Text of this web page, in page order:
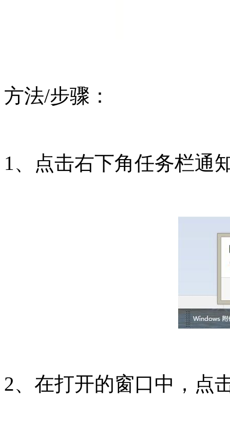
方法/步骤：
1、点击右下角任务栏通
2、在打开的窗口中，点